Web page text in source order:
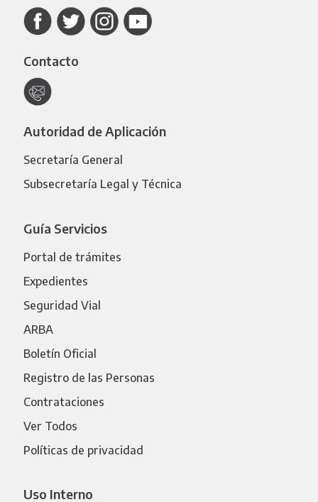
Contacto
Autoridad de Aplicación
Secretaría General
Subsecretaría Legal y Técnica
Guía Servicios
Portal de trámites
Expedientes
Seguridad Vial
ARBA
Boletín Oficial
Registro de las Personas
Contrataciones
Ver Todos
Políticas de privacidad
Uso Interno